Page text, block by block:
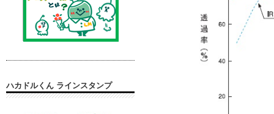
ハカドルくん ラインスタンプ